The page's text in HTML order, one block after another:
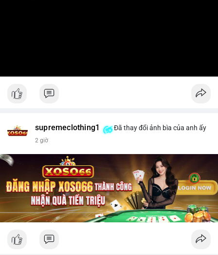
supremeclothing1 Đã thay đổi ảnh bìa của anh ấy
2 giờ